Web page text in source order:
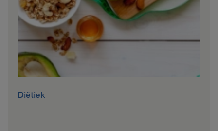
Diëtiek